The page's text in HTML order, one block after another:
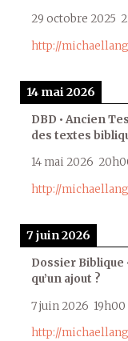
29 octobre 2025
http://
14 mai 2026
DBD • Ancien
des textes
14 mai 2026
http://
7 juin 2026
Dossier Biblique
qu’un ajout ?
7 juin 2026 19h00
http://